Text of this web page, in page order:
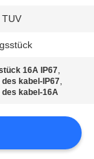
TUV
16A IP67,
kabel-IP67,
kabel-16A